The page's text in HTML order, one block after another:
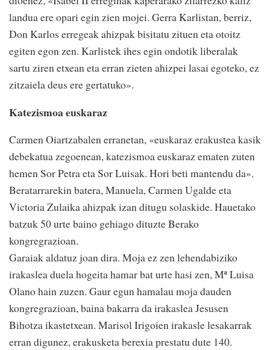
landua ere opari egin zien mojei. Gerra Karlistan, berriz,
Don Karlos erregeak ahizpak bisitatu zituen eta otoitz
egiten egon zen. Karlistek ihes egin ondotik liberalak
sartu ziren etxean eta erran zieten ahizpei lasai egoteko, ez
zitzaiela deus ere gertatuko».
Katezismoa euskaraz
Carmen Oiartzabalen erranetan, «euskaraz erakustea kasik
debekatua zegoenean, katezismoa euskaraz ematen zuten
hemen Sor Petra eta Sor Luisak. Hori beti mantendu da».
Beratarrarekin batera, Manuela, Carmen Ugalde eta
Victoria Zulaika ahizpak izan ditugu solaskide. Hauetako
batzuk 50 urte baino gehiago dituzte Berako
kongregrazioan.
Garaiak aldatuz joan dira. Moja ez zen lehendabiziko
irakaslea duela hogeita hamar bat urte hasi zen, Mª Luisa
Olano hain zuzen. Gaur egun hamalau moja dauden
kongregrazioan, baina bakarra da irakaslea Jesusen
Bihotza ikastetxean. Marisol Irigoien irakasle lesakarrak
erran digunez, erakusketa berexia prestatu dute 140.